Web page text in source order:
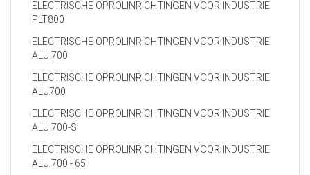
ELECTRISCHE OPROLINRICHTINGEN VOOR INDUSTRIE
PLT800
ELECTRISCHE OPROLINRICHTINGEN VOOR INDUSTRIE
ALU 700
ELECTRISCHE OPROLINRICHTINGEN VOOR INDUSTRIE
ALU700
ELECTRISCHE OPROLINRICHTINGEN VOOR INDUSTRIE
ALU 700-S
ELECTRISCHE OPROLINRICHTINGEN VOOR INDUSTRIE
ALU 700 - 65